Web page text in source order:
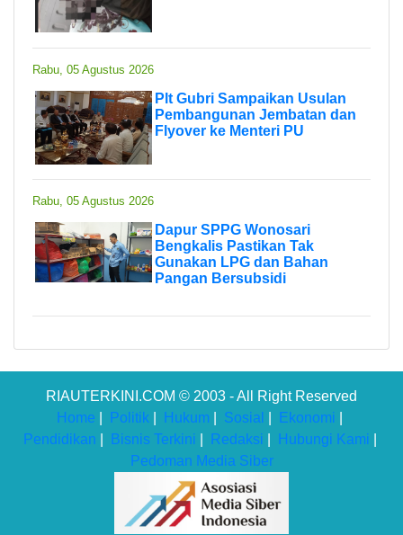
Rabu, 05 Agustus 2026
Plt Gubri Sampaikan Usulan
Pembangunan Jembatan dan
Flyover ke Menteri PU
Rabu, 05 Agustus 2026
Dapur SPPG Wonosari
Bengkalis Pastikan Tak
Gunakan LPG dan Bahan
Pangan Bersubsidi
RIAUTERKINI.COM © 2003 - All Right Reserved
Home
Politik Hukum Sosial Ekonomi
Pendidikan
Bisnis Terkini Redaksi Hubungi Kami
Pedoman Media Siber